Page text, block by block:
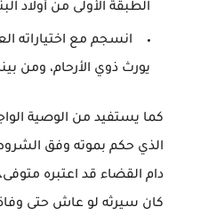
الطبقة الأولى من أولاد
انسجم مع اختياراته
يورث ذوي الأرحام، ومن
كما يستفيد من الوصية
الذي حكم بموته وفق
دام القضاء قد اعتبره
كان سيرثه لو عاش حتى